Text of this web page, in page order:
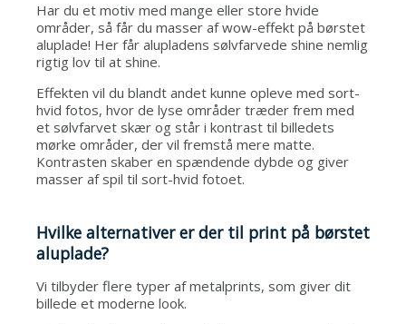
Har du et motiv med mange eller store hvide
områder, så får du masser af wow-effekt på børstet
aluplade! Her får alupladens sølvfarvede shine nemlig
rigtig lov til at shine.
Effekten vil du blandt andet kunne opleve med sort-
hvid fotos, hvor de lyse områder træder frem med
et sølvfarvet skær og står i kontrast til billedets
mørke områder, der vil fremstå mere matte.
Kontrasten skaber en spændende dybde og giver
masser af spil til sort-hvid fotoet.
Hvilke alternativer er der til print på børstet
aluplade?
Vi tilbyder flere typer af metalprints, som giver dit
billede et moderne look.